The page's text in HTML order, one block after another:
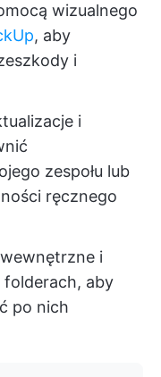
wizualnego
, aby
i
i
zespołu lub
ręcznego
i
aby
po nich